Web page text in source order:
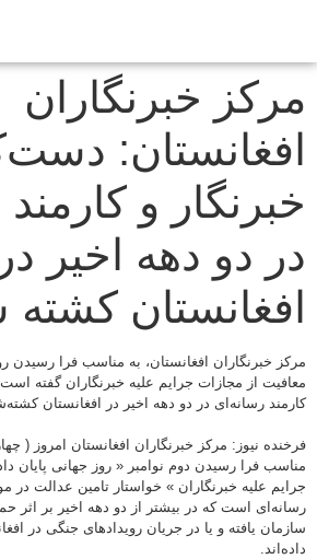
مرکز خبرنگاران
خبرنگار و
در دو دهه اخیر در
افغانستان کشته
مرکز خبرنگاران افغانستان، به مناسب فرا رسیدن روز
کارمند رسانه‌ای در دو دهه اخیر در افغانستان
مناسب فرا رسیدن دوم نوامبر « روز جهانی پایان
جرایم علیه خبرنگاران » خواستار تامین عدالت در
رسانه‌ای است که در بیشتر از دو دهه اخیر بر اثر
سازمان یافته و یا در جریان رویدادهای جنگی در
داده‌اند.